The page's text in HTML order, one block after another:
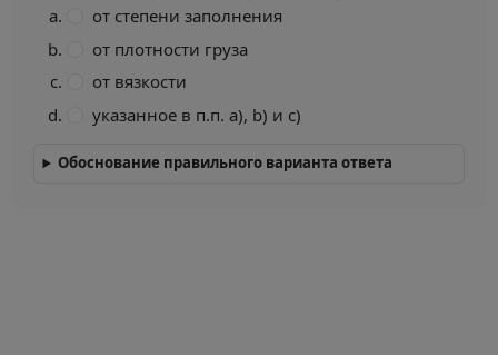
от степени заполнения
от плотности груза
от вязкости
указанное в п.п. a), b) и c)
Обоснование правильного варианта ответа